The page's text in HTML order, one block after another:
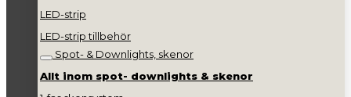
LED-strip
LED-strip tillbehör
Spot- & Downlights, skenor
Allt inom spot- downlights & skenor